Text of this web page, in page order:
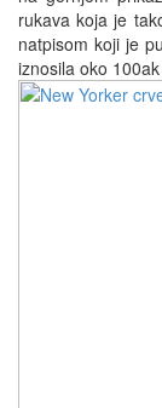
rukava koja je
natpisom koji je
iznosila oko